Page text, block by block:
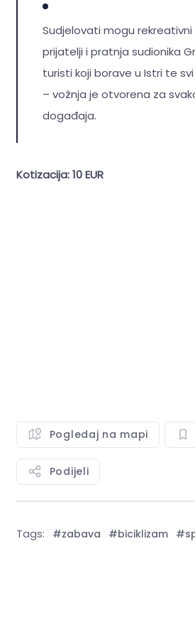
Sudjelovati mogu rekreativni
prijatelji i pratnja sudionika
turisti koji borave u Istri te
– vožnja je otvorena za
događaja.
Kotizacija: 10 EUR
Pogledaj na mapi
Podijeli
Tags: #zabava #biciklizam